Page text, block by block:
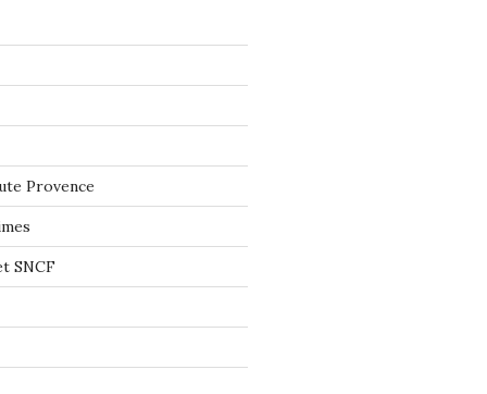
Provence
SNCF